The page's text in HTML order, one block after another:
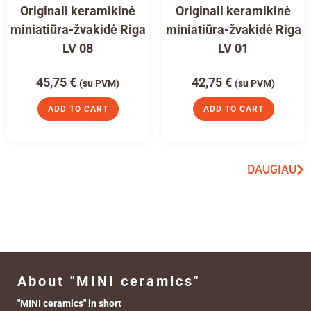
Originali keramikinė
miniatiūra-žvakidė Riga
LV 08
45,75€ (su PVM)
ADD TO CART
Originali keramikinė
miniatiūra-žvakidė Riga
LV 01
42,75€ (su PVM)
ADD TO CART
DAUGIAU
About "MINI ceramics"
"MINI ceramics" in short